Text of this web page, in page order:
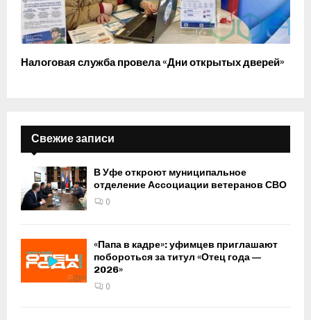
Налоговая служба провела «Дни открытых дверей»
Свежие записи
В Уфе откроют муниципальное
отделение Ассоциации ветеранов СВО
0
«Папа в кадре»: уфимцев приглашают
побороться за титул «Отец года —
2026»
0